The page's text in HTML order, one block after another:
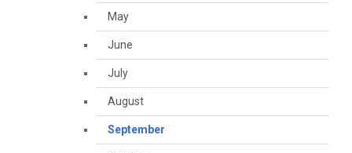
May
June
July
August
September